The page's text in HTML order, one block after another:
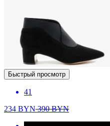
Быстрый просмотр
41
234 BYN390BYN